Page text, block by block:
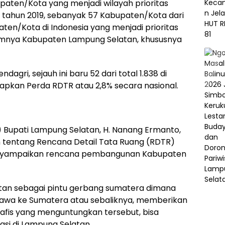
Kota yang menjadi wilayah prioritas
2019, sebanyak 57 Kabupaten/Kota dari
Kota di Indonesia yang menjadi prioritas
Kabupaten Lampung Selatan, khususnya
sejauh ini baru 52 dari total 1.838 di
Perda RDTR atau 2,8% secara nasional.
Lampung Selatan, H. Nanang Ermanto,
Rencana Detail Tata Ruang (RDTR)
rencana pembangunan Kabupaten
sebagai pintu gerbang sumatera dimana
ke Sumatera atau sebaliknya, memberikan
yang menguntungkan tersebut, bisa